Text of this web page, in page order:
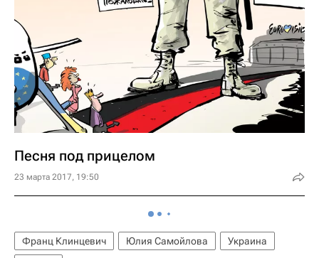
Песня под прицелом
23 марта 2017, 19:50
Франц Клинцевич Юлия Самойлова
Украина